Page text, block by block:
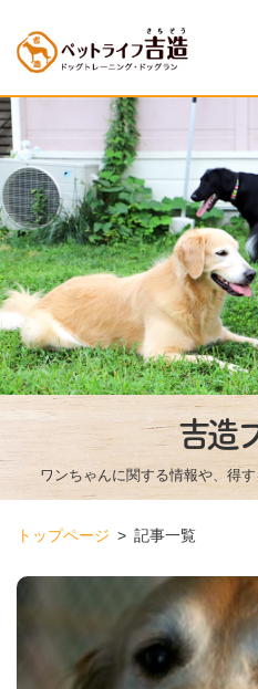
吉造
ワンちゃんに関する情報や、得
トップページ 記事一覧